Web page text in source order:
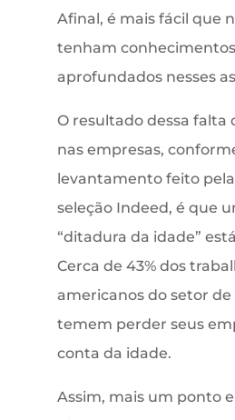
Afinal, é mais fácil que
tenham
aprofundados nesses
O resultado dessa falta
nas empresas,
levantamento feito
seleção Indeed, é que
“ditadura da idade”
Cerca de 43% dos
americanos do setor
temem perder seus
conta da idade.
Assim, mais um ponto